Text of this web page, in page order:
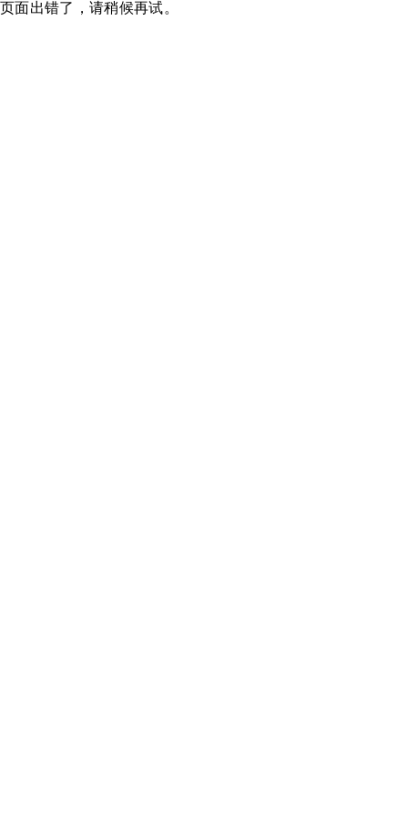
页面出错了，请稍候再试。